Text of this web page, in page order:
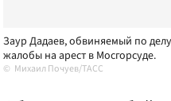
Заур Дадаев, обвиняемый по
жалобы на арест в Мосгорсуде.
Михаил Почуев/ТАСС